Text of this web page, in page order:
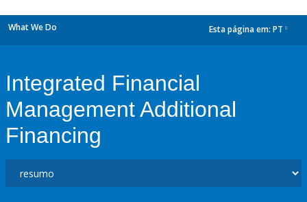
What We Do Esta página em: PT
Integrated Financial
Management Additional
Financing